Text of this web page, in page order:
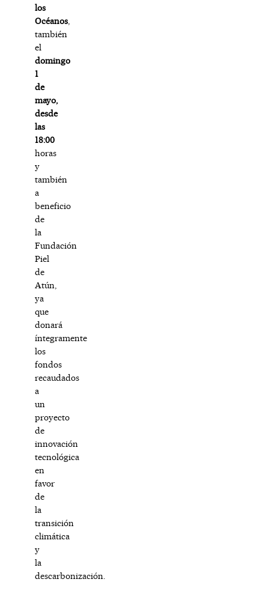
los
Océanos,
también
el
domingo
1
de
mayo,
desde
las
18:00
horas
y
también
a
beneficio
de
la
Fundación
Piel
de
Atún,
ya
que
donará
íntegramente
los
fondos
recaudados
a
un
proyecto
de
innovación
tecnológica
en
favor
de
la
transición
climática
y
la
descarbonización.